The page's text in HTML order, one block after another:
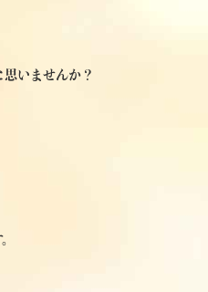
いませんか？